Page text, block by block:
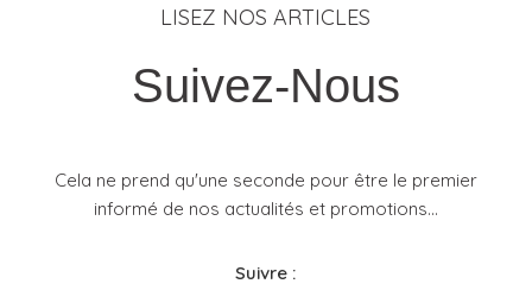
LISEZ NOS ARTICLES
Suivez-Nous
Cela ne prend qu'une seconde pour être le premier
informé de nos actualités et promotions...​
Suivre :